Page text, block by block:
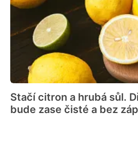
Stačí citron a hrubá sůl.
bude zase čisté a bez